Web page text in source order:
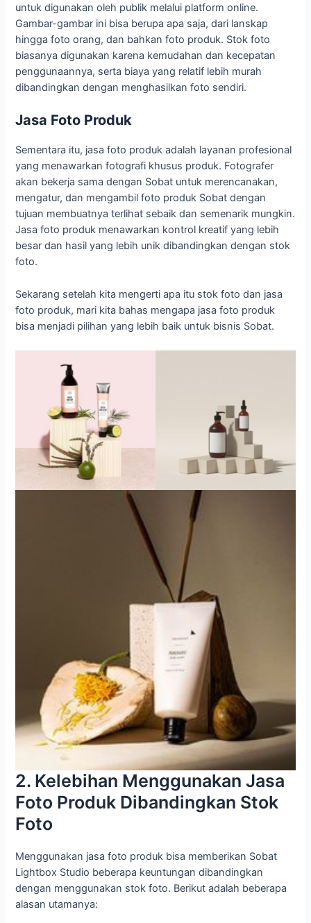
untuk digunakan oleh publik melalui platform online.
Gambar-gambar ini bisa berupa apa saja, dari lanskap
hingga foto orang, dan bahkan foto produk. Stok foto
biasanya digunakan karena kemudahan dan kecepatan
penggunaannya, serta biaya yang relatif lebih murah
dibandingkan dengan menghasilkan foto sendiri.
Jasa Foto Produk
Sementara itu, jasa foto produk adalah layanan profesional
yang menawarkan fotografi khusus produk. Fotografer
akan bekerja sama dengan Sobat untuk merencanakan,
mengatur, dan mengambil foto produk Sobat dengan
tujuan membuatnya terlihat sebaik dan semenarik mungkin.
Jasa foto produk menawarkan kontrol kreatif yang lebih
besar dan hasil yang lebih unik dibandingkan dengan stok
foto.
Sekarang setelah kita mengerti apa itu stok foto dan jasa
foto produk, mari kita bahas mengapa jasa foto produk
bisa menjadi pilihan yang lebih baik untuk bisnis Sobat.
2. Kelebihan Menggunakan Jasa
Foto Produk Dibandingkan Stok
Foto
Menggunakan jasa foto produk bisa memberikan Sobat
Lightbox Studio beberapa keuntungan dibandingkan
dengan menggunakan stok foto. Berikut adalah beberapa
alasan utamanya: